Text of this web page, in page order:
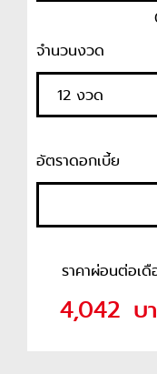
จำนวนงวด
อัตราดอกเบี้ย
ราคาผ่อนต่อเดื
4,042 บ